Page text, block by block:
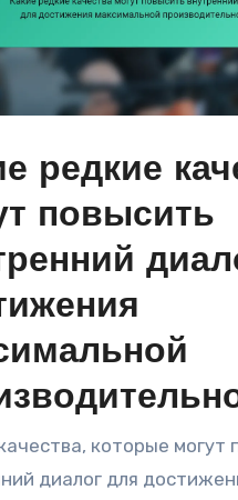
редкие
повысить
которые могут
диалог для